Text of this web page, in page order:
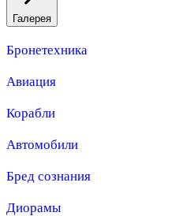
Галерея
Бронетехника
Авиация
Корабли
Автомобили
Бред сознания
Диорамы